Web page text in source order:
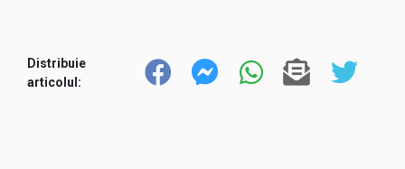
Distribuie
articolul: